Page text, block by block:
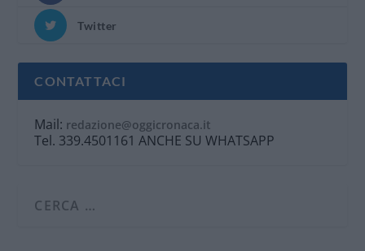
Twitter
CONTATTACI
Mail: redazione@oggicronaca.it
Tel. 339.4501161 ANCHE SU WHATSAPP